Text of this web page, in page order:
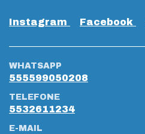
Instagram Facebook
WHATSAPP
555599050208
TELEFONE
5532611234
E-MAIL